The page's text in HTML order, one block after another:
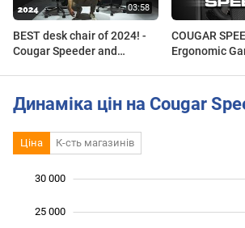
BEST desk chair of 2024! -
Cougar Speeder and
COUGAR
Ergonomic
Динаміка цін на Cougar
Ціна К-сть магазинів
25 000
30 000